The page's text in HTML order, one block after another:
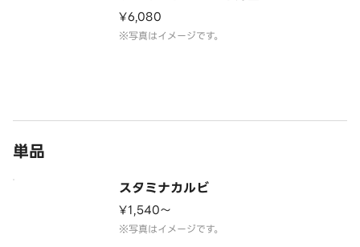
¥6,080
※写真はイメージです。
単品
スタミナカルビ
¥1,540〜
※写真はイメージです。